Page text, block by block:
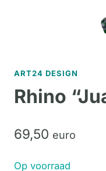
ART24 DESIGN
Rhino
69,50 euro
Op voorraad